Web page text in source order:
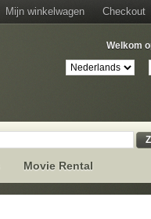
Mijn winkelwagen Checkout
Welkom
Movie Rental